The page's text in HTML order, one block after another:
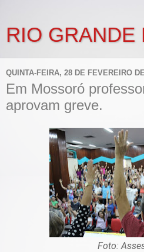
RIO GRANDE
QUINTA-FEIRA, 28 DE FEVEREIRO
Em Mossoró
aprovam greve.
Foto: